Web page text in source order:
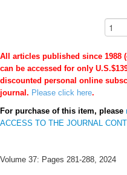
All articles published since 1988
can be accessed for only
discounted personal online
journal. Please click here.
For purchase of this item, please
ACCESS TO THE JOURNAL
Volume 37: Pages 281-288, 2024